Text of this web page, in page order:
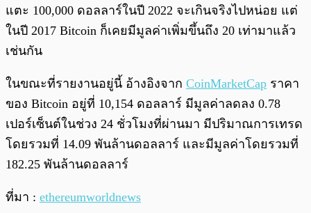
แตะ 100,000 ดอลลาร์ในปี 2022 จะเกินจริงไปหน่อย แต่
ในปี 2017 Bitcoin ก็เคยมีมูลค่าเพิ่มขึ้นถึง 20 เท่ามาแล้ว
เช่นกัน
ในขณะที่รายงานอยู่นี้ อ้างอิงจาก CoinMarketCap ราคา
ของ Bitcoin อยู่ที่ 10,154 ดอลลาร์ มีมูลค่าลดลง 0.78
เปอร์เซ็นต์ในช่วง 24 ชั่วโมงที่ผ่านมา มีปริมาณการเทรด
โดยรวมที่ 14.09 พันล้านดอลลาร์ และมีมูลค่าโดยรวมที่
182.25 พันล้านดอลลาร์
ที่มา : ethereumworldnews